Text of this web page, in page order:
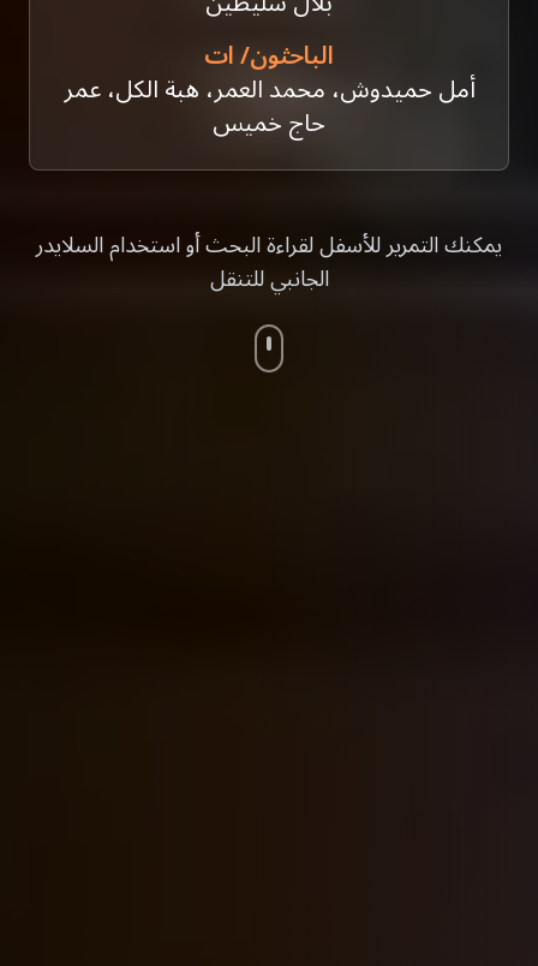
الباحثون/ ات
أمل حميدوش، محمد العمر، هبة الكل، عمر
حاج خميس
يمكنك التمرير للأسفل لقراءة البحث أو استخدام السلايدر
الجانبي للتنقل